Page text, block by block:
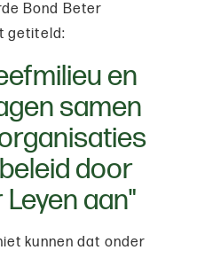
Bond Beter
getiteld:
en
samen
door
aan"
kunnen dat onder